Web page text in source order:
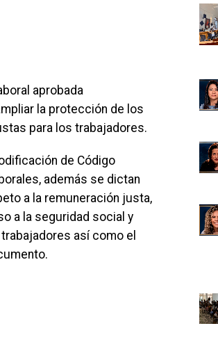
aprobada
la protección de los
para los trabajadores.
de Código
además se dictan
a la remuneración justa,
a la seguridad social y
así como el